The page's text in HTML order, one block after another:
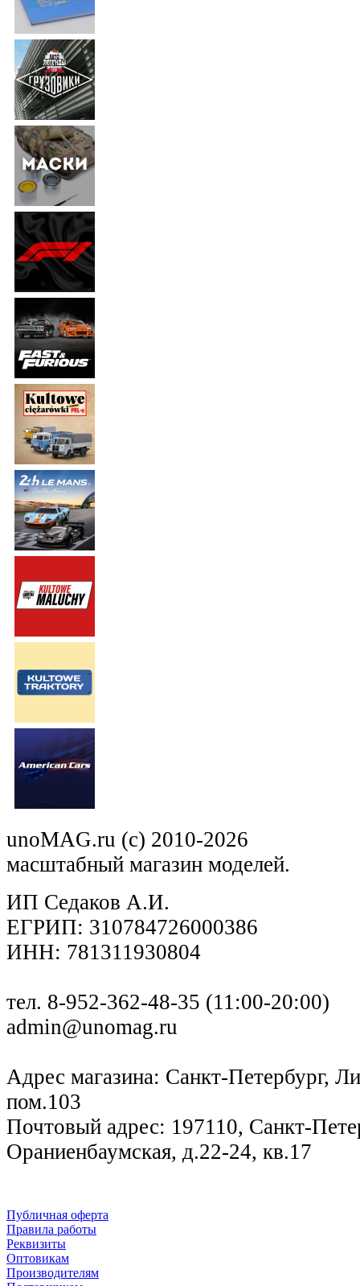
unoMAG.ru (c) 2010-2026
масштабный магазин моделей.
ИП Седаков А.И.
ЕГРИП: 310784726000386
ИНН: 781311930804
тел. 8-952-362-48-35 (11:00-20:00)
admin@unomag.ru
Адрес магазина: Санкт-Петербург,
пом.103
Почтовый адрес: 197110, Санкт-
Ораниенбаумская, д.22-24, кв.17
Публичная оферта
Правила работы
Реквизиты
Оптовикам
Производителям